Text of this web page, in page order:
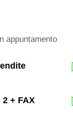
appuntamento
+ FAX